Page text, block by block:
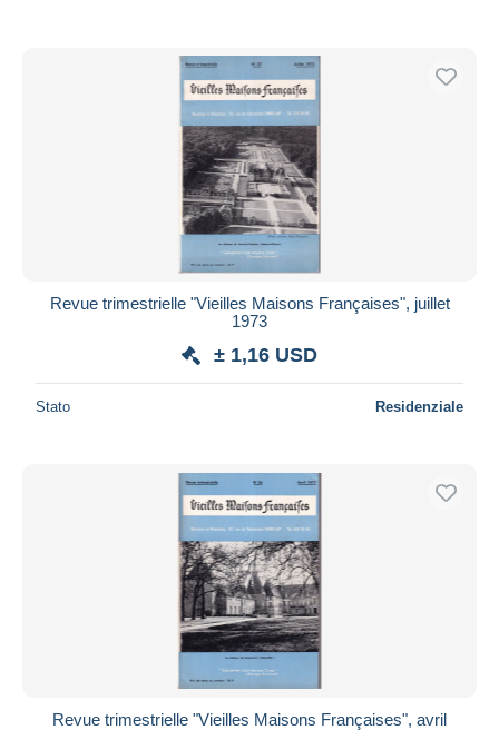
Revue trimestrielle "Vieilles Maisons Françaises", juillet
1973
± 1,16 USD
Stato Residenziale
Revue trimestrielle "Vieilles Maisons Françaises", avril